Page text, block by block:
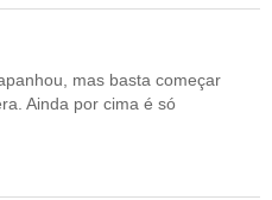
mas basta começar
Ainda por cima é só